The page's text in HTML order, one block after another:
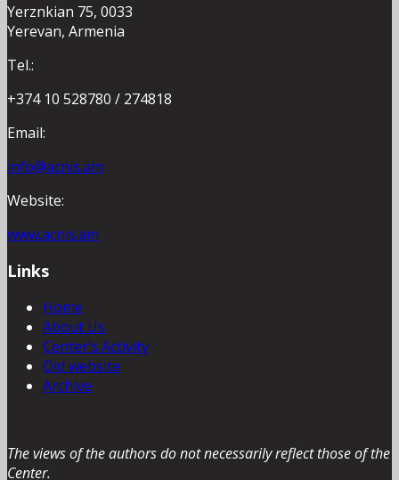
Yerznkian 75, 0033
Yerevan, Armenia
Tel.:
+374 10 528780 / 274818
Email:
info@acnis.am
Website:
www.acnis.am
Links
Home
About Us
Center’s Activity
Old website
Archive
The views of the authors do not necessarily reflect those of the
Center.